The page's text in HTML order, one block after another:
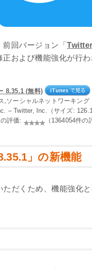
回バージョン「
および機能強化が行わ
8.35.1 (無料)
,ソーシャルネットワーキング
– Twitter, Inc.（サイズ:
評価:
（1364054件
」の新機能
だくため、機能強化